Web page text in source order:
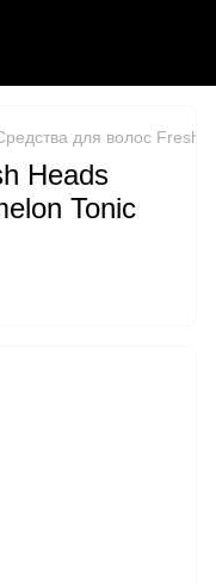
для волос Fresh
Heads
Tonic